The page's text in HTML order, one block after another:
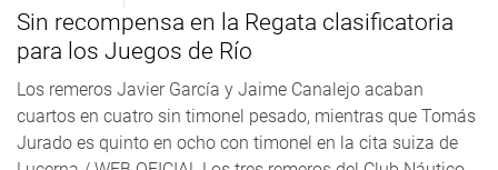
Sin recompensa en la Regata clasificatoria
para los Juegos de Río
Los remeros Javier García y Jaime Canalejo acaban
cuartos en cuatro sin timonel pesado, mientras que Tomás
Jurado es quinto en ocho con timonel en la cita suiza de